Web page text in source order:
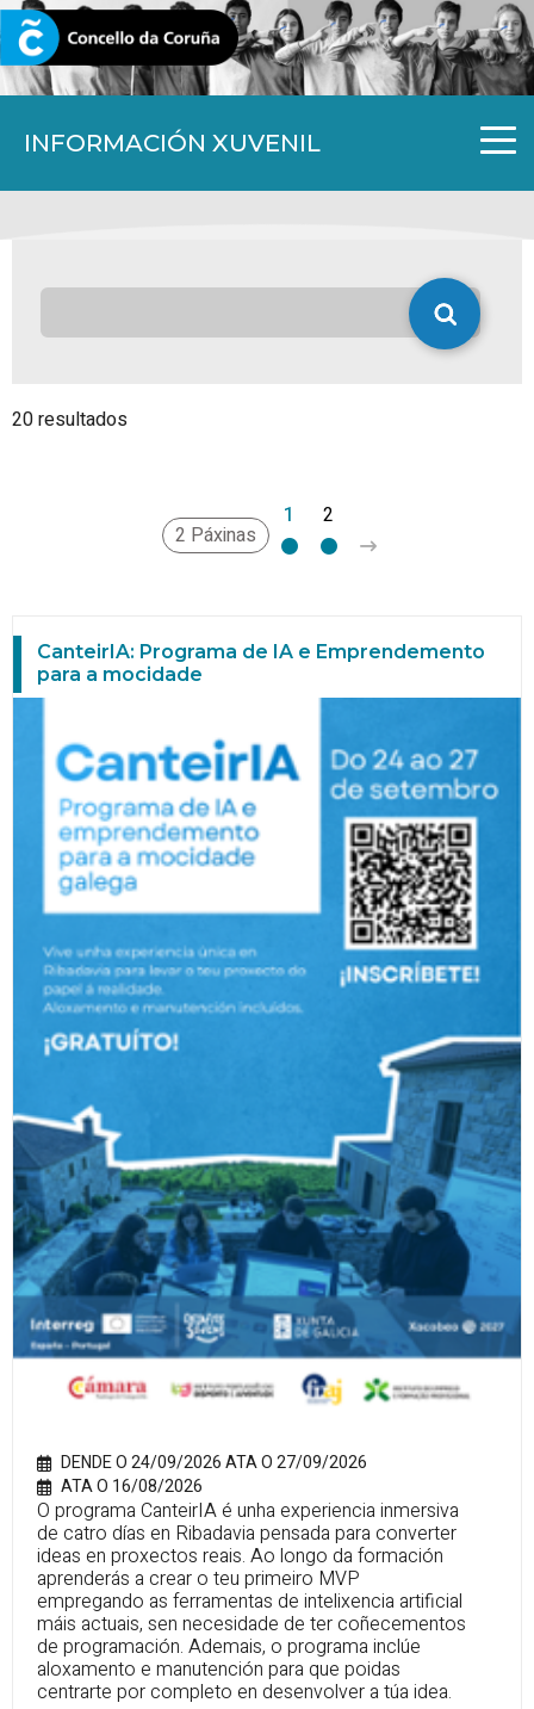
INFORMACIÓN XUVENIL
CORUNA.GAL
20 resultados
2 Páxinas
1 2
CanteirIA: Programa de IA e Emprendemento
para a mocidade
DENDE O 24/09/2026 ATA O 27/09/2026
ATA O 16/08/2026
O programa CanteirIA é unha experiencia inmersiva
de catro días en Ribadavia pensada para converter
ideas en proxectos reais. Ao longo da formación
aprenderás a crear o teu primeiro MVP
empregando as ferramentas de intelixencia artificial
máis actuais, sen necesidade de ter coñecementos
de programación. Ademais, o programa inclúe
aloxamento e manutención para que poidas
centrarte por completo en desenvolver a túa idea.